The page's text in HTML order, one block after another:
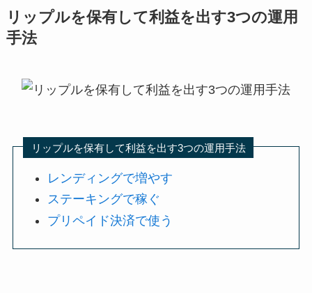
リップルを保有して利益を出す3つの運用
手法
リップルを保有して利益を出す3つの運用手法
レンディングで増やす
ステーキングで稼ぐ
プリペイド決済で使う